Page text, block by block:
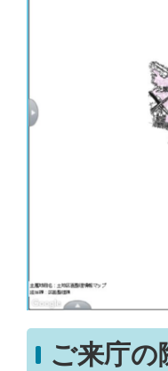
ご来庁の